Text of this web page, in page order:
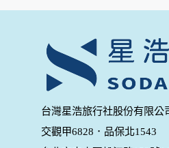
個人的資料，其範圍如下：
您所提供的姓名、電子郵件地址、
於一般瀏覽時，伺服器會自行記錄
設備的 IP 位址、使用時間、使用
錄等，做為我們增進網站服務的參
用，決不對外公布。
為提供精確的服務，我們會將收集
分析，分析結果之統計數據或說明
外，我們會視需要公佈統計數據及
人之資料。
台灣星浩旅行社股份有限公
交觀甲6828．品保北1543